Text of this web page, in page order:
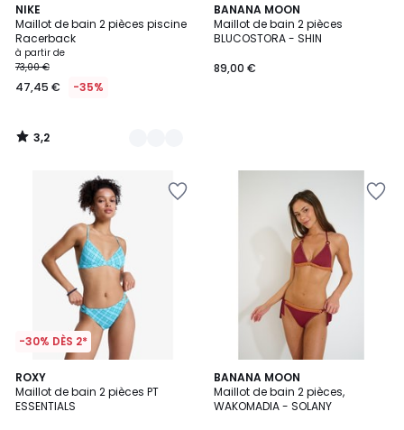
NIKE
Maillot de bain 2 pièces piscine
Racerback
à partir de
73,00 €
47,45 € -35%
3,2
/ 5
2
Couleurs
3,2
/
BANANA MOON
Maillot de bain 2 pièces
BLUCOSTORA - SHIN
89,00 €
-30% DÈS 2*
ROXY
Maillot de bain 2 pièces PT
ESSENTIALS
BANANA MOON
Maillot de bain 2 pièces,
WAKOMADIA - SOLANY